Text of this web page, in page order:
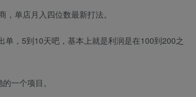
单店月入四位数最新打法。
，5到10天吧，基本上就是利润是在100到200之
一个项目。